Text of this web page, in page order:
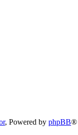
, Powered by phpBB®